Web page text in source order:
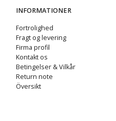
INFORMATIONER
Fortrolighed
Fragt og levering
Firma profil
Kontakt os
Betingelser & Vilkår
Return note
Översikt